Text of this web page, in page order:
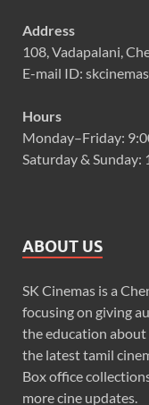
Address
108, Vadapalani,
E-mail ID:
Hours
Monday–Friday:
Saturday &
ABOUT US
SK Cinemas is a
focusing on giving
the education about
the latest tamil
Box office
more cine updates.